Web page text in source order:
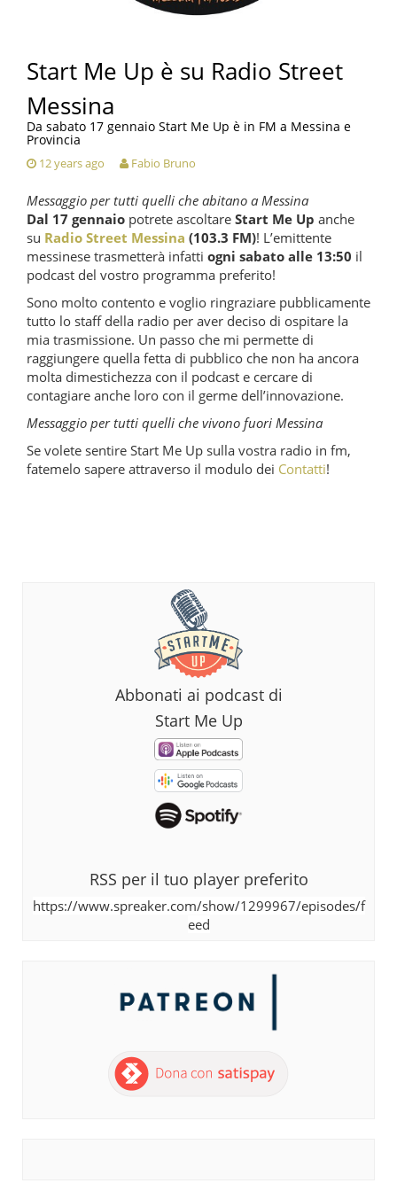
Start Me Up è su Radio Street
Messina
Da sabato 17 gennaio Start Me Up è in FM a Messina e
Provincia
12 years ago Fabio Bruno
Messaggio per tutti quelli che abitano a Messina
Dal 17 gennaio potrete ascoltare Start Me Up anche
su Radio Street Messina (103.3 FM)! L’emittente
messinese trasmetterà infatti ogni sabato alle 13:50 il
podcast del vostro programma preferito!
Sono molto contento e voglio ringraziare pubblicamente
tutto lo staff della radio per aver deciso di ospitare la
mia trasmissione. Un passo che mi permette di
raggiungere quella fetta di pubblico che non ha ancora
molta dimestichezza con il podcast e cercare di
contagiare anche loro con il germe dell’innovazione.
Messaggio per tutti quelli che vivono fuori Messina
Se volete sentire Start Me Up sulla vostra radio in fm,
fatemelo sapere attraverso il modulo dei Contatti!
Abbonati ai podcast di
Start Me Up
RSS per il tuo player preferito
https://www.spreaker.com/show/1299967/episodes/f
eed